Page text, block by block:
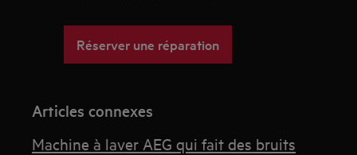
Réserver une réparation
Articles connexes
Machine à laver AEG qui fait des bruits